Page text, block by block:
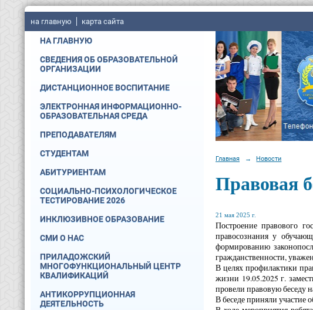
на главную карта сайта
НА ГЛАВНУЮ
СВЕДЕНИЯ ОБ ОБРАЗОВАТЕЛЬНОЙ
ОРГАНИЗАЦИИ
ДИСТАНЦИОННОЕ ВОСПИТАНИЕ
ЭЛЕКТРОННАЯ ИНФОРМАЦИОННО-
ОБРАЗОВАТЕЛЬНАЯ СРЕДА
ПРЕПОДАВАТЕЛЯМ
СТУДЕНТАМ
АБИТУРИЕНТАМ
СОЦИАЛЬНО-ПСИХОЛОГИЧЕСКОЕ
ТЕСТИРОВАНИЕ 2026
ИНКЛЮЗИВНОЕ ОБРАЗОВАНИЕ
СМИ О НАС
ПРИЛАДОЖСКИЙ
МНОГОФУНКЦИОНАЛЬНЫЙ ЦЕНТР
КВАЛИФИКАЦИЙ
АНТИКОРРУПЦИОННАЯ
ДЕЯТЕЛЬНОСТЬ
Главная → Новости
Правовая
21 мая 2025 г.
Построение правового
правосознания у
формированию
гражданственности,
В целях профилактики
жизни 19.05.2025 г.
провели правовую беседу
В беседе приняли участие